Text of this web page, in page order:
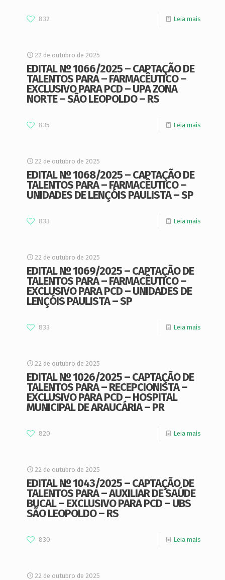
832 Leia mais
22 de outubro de 2025
EDITAL Nº 1066/2025 – CAPTAÇÃO DE
TALENTOS PARA – FARMACÊUTICO –
EXCLUSIVO PARA PCD – UPA ZONA
NORTE – SÃO LEOPOLDO – RS
835 Leia mais
22 de outubro de 2025
EDITAL Nº 1068/2025 – CAPTAÇÃO DE
TALENTOS PARA – FARMACÊUTICO –
UNIDADES DE LENÇÓIS PAULISTA – SP
833 Leia mais
22 de outubro de 2025
EDITAL Nº 1069/2025 – CAPTAÇÃO DE
TALENTOS PARA – FARMACÊUTICO –
EXCLUSIVO PARA PCD – UNIDADES DE
LENÇÓIS PAULISTA – SP
833 Leia mais
22 de outubro de 2025
EDITAL Nº 1026/2025 – CAPTAÇÃO DE
TALENTOS PARA – RECEPCIONISTA –
EXCLUSIVO PARA PCD – HOSPITAL
MUNICIPAL DE ARAUCÁRIA – PR
820 Leia mais
22 de outubro de 2025
EDITAL Nº 1043/2025 – CAPTAÇÃO DE
TALENTOS PARA – AUXILIAR DE SAÚDE
BUCAL – EXCLUSIVO PARA PCD – UBS
SÃO LEOPOLDO – RS
830 Leia mais
22 de outubro de 2025